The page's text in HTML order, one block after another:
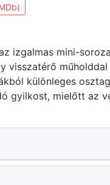
izgalmas mini-
visszatérő
különleges
gyilkost, mielőtt az